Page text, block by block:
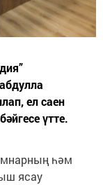
ел саен
үтте.
һәм
ясау